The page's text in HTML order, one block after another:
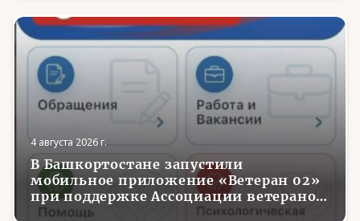
4 августа 2026 г.
В Башкортостане запустили
мобильное приложение «Ветеран 02»
при поддержке Ассоциации ветеранов
СВО